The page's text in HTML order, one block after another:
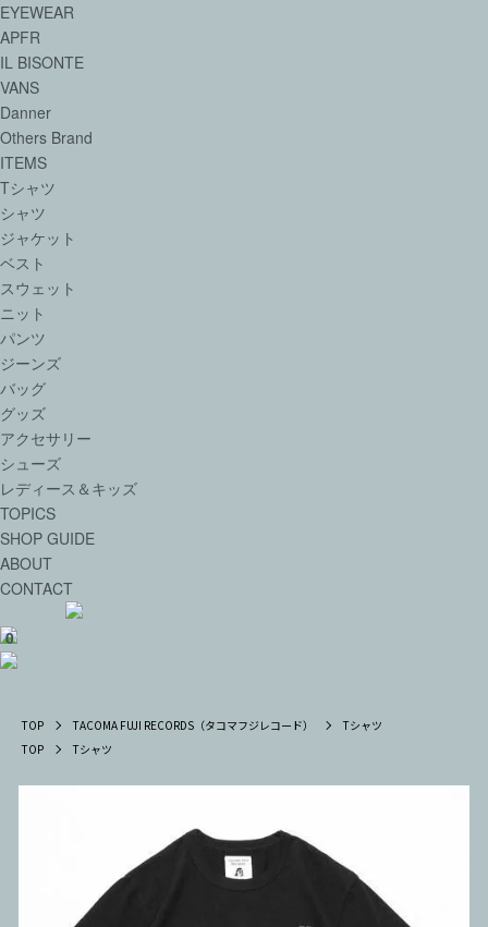
EYEWEAR
APFR
IL BISONTE
VANS
Danner
Others Brand
ITEMS
Tシャツ
シャツ
ジャケット
ベスト
スウェット
ニット
パンツ
ジーンズ
バッグ
グッズ
アクセサリー
シューズ
レディース＆キッズ
TOPICS
SHOP GUIDE
ABOUT
CONTACT
0
TOP TACOMA FUJI RECORDS（タコマフジレコード）
Tシャツ
TOP
Tシャツ